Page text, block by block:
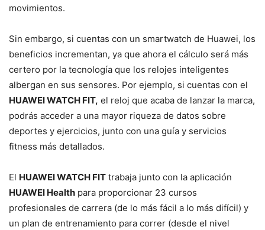
movimientos.
Sin embargo, si cuentas con un smartwatch de Huawei, los
beneficios incrementan, ya que ahora el cálculo será más
certero por la tecnología que los relojes inteligentes
albergan en sus sensores. Por ejemplo, si cuentas con el
HUAWEI WATCH FIT, el reloj que acaba de lanzar la marca,
podrás acceder a una mayor riqueza de datos sobre
deportes y ejercicios, junto con una guía y servicios
fitness más detallados.
El HUAWEI WATCH FIT trabaja junto con la aplicación
HUAWEI Health para proporcionar 23 cursos
profesionales de carrera (de lo más fácil a lo más difícil) y
un plan de entrenamiento para correr (desde el nivel